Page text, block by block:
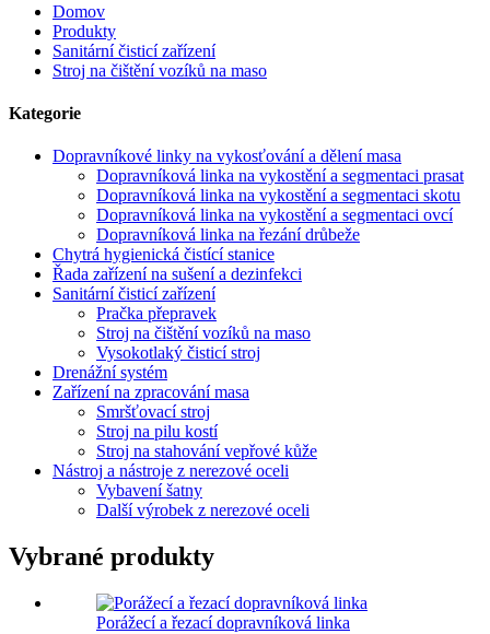
Domov
Produkty
Sanitární čisticí zařízení
Stroj na čištění vozíků na maso
Kategorie
Dopravníkové linky na vykosťování a dělení masa
Dopravníková linka na vykostění a segmentaci prasat
Dopravníková linka na vykostění a segmentaci skotu
Dopravníková linka na vykostění a segmentaci ovcí
Dopravníková linka na řezání drůbeže
Chytrá hygienická čistící stanice
Řada zařízení na sušení a dezinfekci
Sanitární čisticí zařízení
Pračka přepravek
Stroj na čištění vozíků na maso
Vysokotlaký čisticí stroj
Drenážní systém
Zařízení na zpracování masa
Smršťovací stroj
Stroj na pilu kostí
Stroj na stahování vepřové kůže
Nástroj a nástroje z nerezové oceli
Vybavení šatny
Další výrobek z nerezové oceli
Vybrané produkty
Porážecí a řezací dopravníková linka